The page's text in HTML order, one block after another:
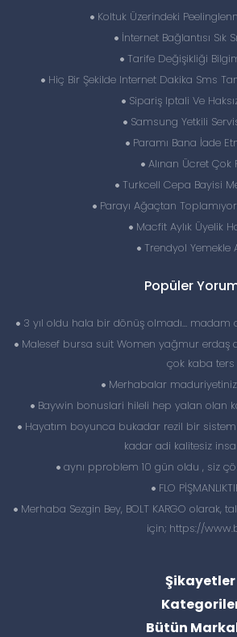
Koltuk Üzerindeki
İnternet Bağlantısı Sık
Tarife Değişikliği
Hiç Bir Şekilde Internet Dakika Sms
Sipariş Iptali Ve
Samsung Yetkili
Paramı Bana İade
Alınan Ücret Çok
Turkcell Cepa Bayisi
Parayı Ağaçtan
Macfit Aylık Üyelik
Trendyol Yemekle
Popüler
3 yıl oldu hala bir dönüş olmadı… madam
Malesef bursa suit Women yağmur erdaş
çok kaba ters
Merhabalar
Baywin bonuslari hileli hep yalan olan
Hayatım boyunca bukadar rezil bir
kadar adi kalitesiz
aynı pproblem 10 gün oldu , siz
FLO
Merhaba Sezgin Bey, BOLT KARGO olarak,
için; https://
Şikayetler
Bütün